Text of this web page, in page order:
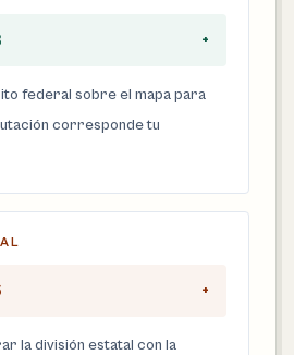
+
federal sobre el mapa para
corresponde tu
+
la división estatal con la